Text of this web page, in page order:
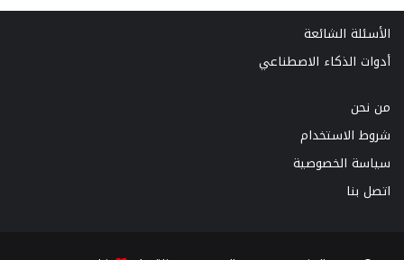
الأسئلة الشائعة
أدوات الذكاء الاصطناعي
من نحن
شروط الاستخدام
سياسة الخصوصية
اتصل بنا